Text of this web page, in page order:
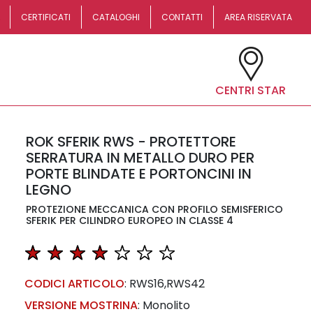
CERTIFICATI CATALOGHI CONTATTI AREA RISERVATA
CENTRI STAR
ROK SFERIK RWS - PROTETTORE
SERRATURA IN METALLO DURO PER
PORTE BLINDATE E PORTONCINI IN
LEGNO
PROTEZIONE MECCANICA CON PROFILO SEMISFERICO
SFERIK PER CILINDRO EUROPEO IN CLASSE 4
CODICI ARTICOLO: RWS16,RWS42
VERSIONE MOSTRINA: Monolito